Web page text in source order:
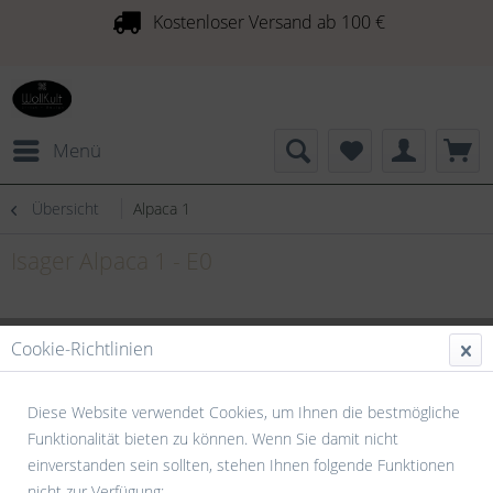
Kostenloser Versand ab 100 €
Menü
Übersicht Alpaca 1
Cookie-Richtlinien
Diese Website verwendet Cookies, um Ihnen die bestmögliche
Funktionalität bieten zu können. Wenn Sie damit nicht
einverstanden sein sollten, stehen Ihnen folgende Funktionen